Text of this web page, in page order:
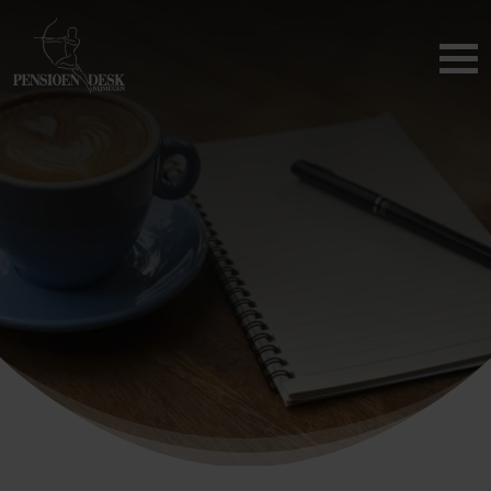
Uitkeringen
Contact
Service